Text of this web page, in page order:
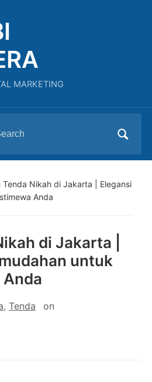
MARKETING
Tenda Nikah di Jakarta | Elegansi
Anda
di Jakarta |
untuk
, Tenda on